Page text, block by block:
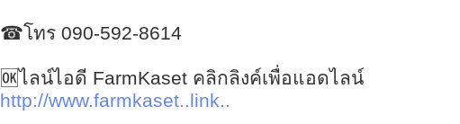
☎โทร 090-592-8614
🆗ไลน์ไอดี FarmKaset คลิกลิงค์เพื่อแอดไลน์
http://www.farmkaset..link..